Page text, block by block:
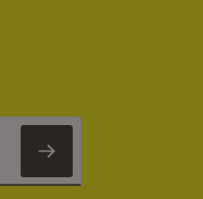
Newsletter